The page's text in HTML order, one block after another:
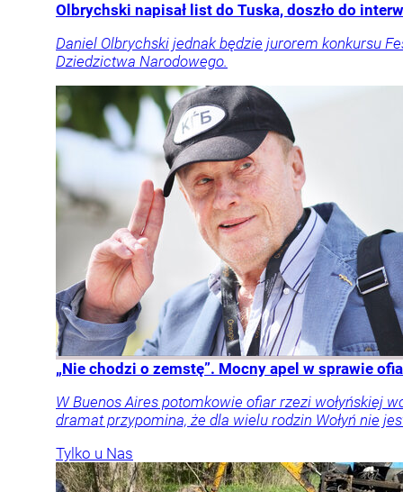
Olbrychski napisał list do Tuska, doszło do
Daniel Olbrychski jednak będzie jurorem konkursu
Dziedzictwa Narodowego.
„Nie chodzi o zemstę”. Mocny apel w sprawie
W Buenos Aires potomkowie ofiar rzezi wołyńskiej
dramat przypomina, że dla wielu rodzin Wołyń nie
Tylko u Nas